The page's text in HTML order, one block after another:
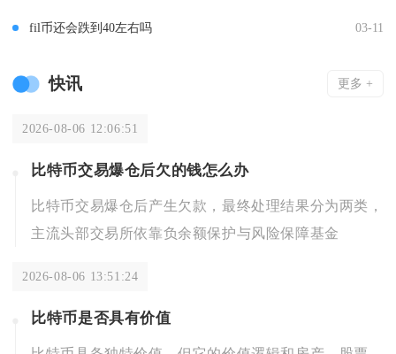
fil币还会跌到40左右吗 03-11
快讯 更多 +
2026-08-06 12:06:51
比特币交易爆仓后欠的钱怎么办
比特币交易爆仓后产生欠款，最终处理结果分为两类，
主流头部交易所依靠负余额保护与风险保障基金
2026-08-06 13:51:24
比特币是否具有价值